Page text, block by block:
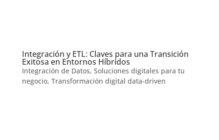
Integración y ETL: Claves para una Transición
Exitosa en Entornos Híbridos
Integración de Datos, Soluciones digitales para tu
negocio, Transformación digital data-driven